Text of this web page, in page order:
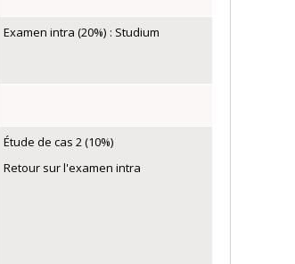
Examen intra (20%) : Studium
Étude de cas 2 (10%)
Retour sur l'examen intra